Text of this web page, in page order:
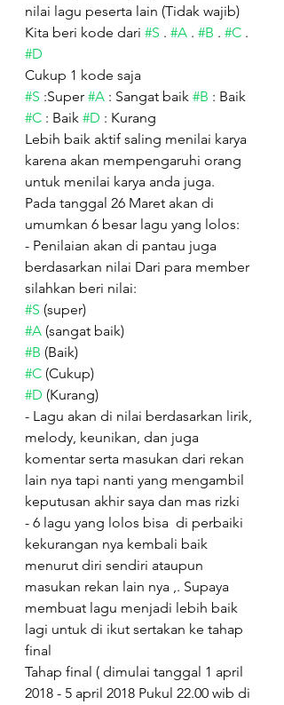
nilai lagu peserta lain (Tidak wajib)
Kita beri kode dari #S . #A . #B . #C .
#D
Cukup 1 kode saja
#S :Super #A : Sangat baik #B : Baik
#C : Baik #D : Kurang
Lebih baik aktif saling menilai karya
karena akan mempengaruhi orang
untuk menilai karya anda juga.
Pada tanggal 26 Maret akan di
umumkan 6 besar lagu yang lolos:
- Penilaian akan di pantau juga
berdasarkan nilai Dari para member
silahkan beri nilai:
#S (super)
#A (sangat baik)
#B (Baik)
#C (Cukup)
#D (Kurang)
- Lagu akan di nilai berdasarkan lirik,
melody, keunikan, dan juga
komentar serta masukan dari rekan
lain nya tapi nanti yang mengambil
keputusan akhir saya dan mas rizki
- 6 lagu yang lolos bisa  di perbaiki
kekurangan nya kembali baik
menurut diri sendiri ataupun
masukan rekan lain nya ,. Supaya
membuat lagu menjadi lebih baik
lagi untuk di ikut sertakan ke tahap
final
Tahap final ( dimulai tanggal 1 april
2018 - 5 april 2018 Pukul 22.00 wib di